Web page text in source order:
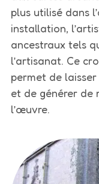
plus utilisé dans
installation,
ancestraux tels
l’artisanat. Ce
permet de
et de générer de
l’œuvre.